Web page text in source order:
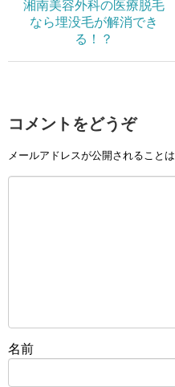
湘南美容外科の医療脱毛
なら埋没毛が解消でき
る！？
コメントをどうぞ
メールアドレスが公開されることは
名前